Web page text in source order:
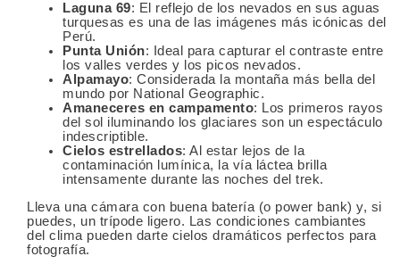
Laguna 69: El reflejo de los nevados en sus aguas
turquesas es una de las imágenes más icónicas del
Perú.
Punta Unión: Ideal para capturar el contraste entre
los valles verdes y los picos nevados.
Alpamayo: Considerada la montaña más bella del
mundo por National Geographic.
Amaneceres en campamento: Los primeros rayos
del sol iluminando los glaciares son un espectáculo
indescriptible.
Cielos estrellados: Al estar lejos de la
contaminación lumínica, la vía láctea brilla
intensamente durante las noches del trek.
Lleva una cámara con buena batería (o power bank) y, si
puedes, un trípode ligero. Las condiciones cambiantes
del clima pueden darte cielos dramáticos perfectos para
fotografía.